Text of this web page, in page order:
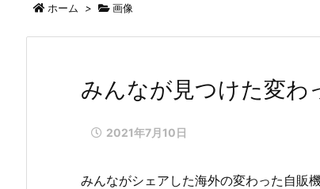
ホーム > 画像
みんなが見つけた変わ
2021年7月10日
みんながシェアした海外の変わった自販